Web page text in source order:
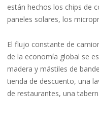
están hechos los chips de
paneles solares, los
El flujo constante de
de la economía global se
madera y mástiles de
tienda de descuento, una
de restaurantes, una